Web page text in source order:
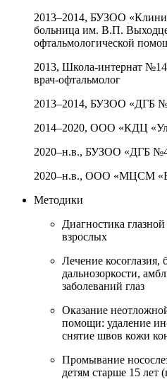
2013–2014, БУЗОО
больница им. В.П.
офтальмологической
2013, Школа-интернат
врач-офтальмолог
2013–2014, БУЗОО «ДГБ
2014–2020, ООО «КДЦ
2020–н.в., БУЗОО «ДГБ
2020–н.в., ООО «МЦСМ
Методики
Диагностика
взрослых
Лечение косоглазия,
дальнозоркости,
заболеваний глаз
Оказание
помощи: удаление
снятие швов кожи
Промывание
детям старше 15 лет